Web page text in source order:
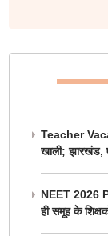
Teacher
खाली; झारखंड,
NEET 2026
ही समूह के